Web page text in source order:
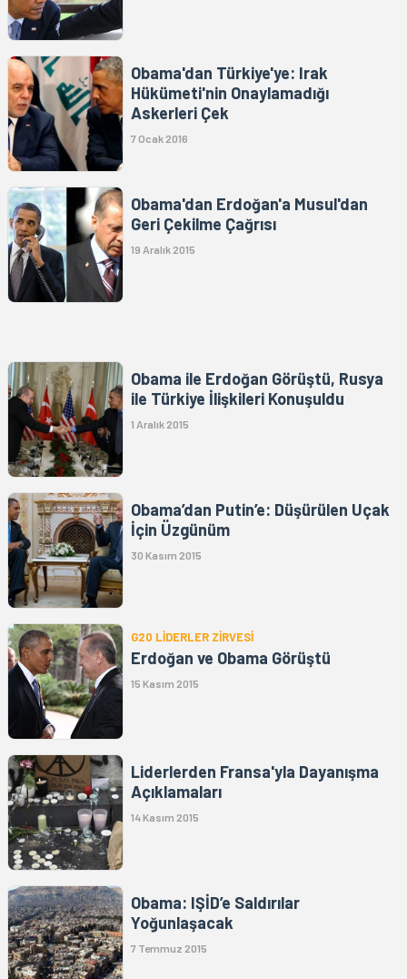
Obama'dan Türkiye'ye: Irak
Hükümeti'nin Onaylamadığı
Askerleri Çek
7 Ocak 2016
Obama'dan Erdoğan'a Musul'dan
Geri Çekilme Çağrısı
19 Aralık 2015
Obama ile Erdoğan Görüştü, Rusya
ile Türkiye İlişkileri Konuşuldu
1 Aralık 2015
Obama’dan Putin’e: Düşürülen Uçak
İçin Üzgünüm
30 Kasım 2015
G20 LİDERLER ZİRVESİ
Erdoğan ve Obama Görüştü
15 Kasım 2015
Liderlerden Fransa'yla Dayanışma
Açıklamaları
14 Kasım 2015
Obama: IŞİD’e Saldırılar
Yoğunlaşacak
7 Temmuz 2015